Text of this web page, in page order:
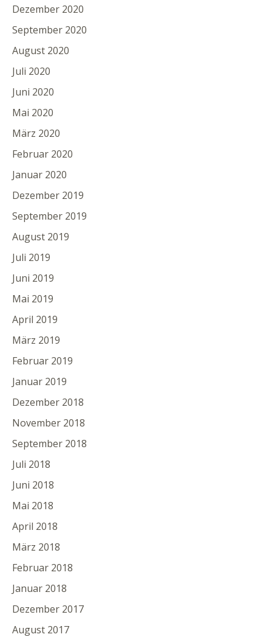
Dezember 2020
September 2020
August 2020
Juli 2020
Juni 2020
Mai 2020
März 2020
Februar 2020
Januar 2020
Dezember 2019
September 2019
August 2019
Juli 2019
Juni 2019
Mai 2019
April 2019
März 2019
Februar 2019
Januar 2019
Dezember 2018
November 2018
September 2018
Juli 2018
Juni 2018
Mai 2018
April 2018
März 2018
Februar 2018
Januar 2018
Dezember 2017
August 2017